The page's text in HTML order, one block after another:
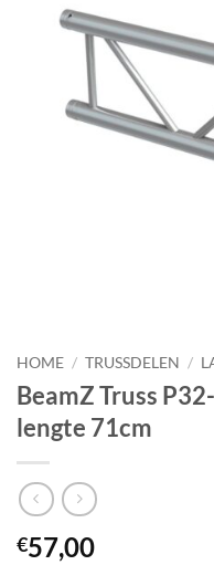
HOME / TRUSSDELEN /
BeamZ Truss
lengte 71cm
€57,00